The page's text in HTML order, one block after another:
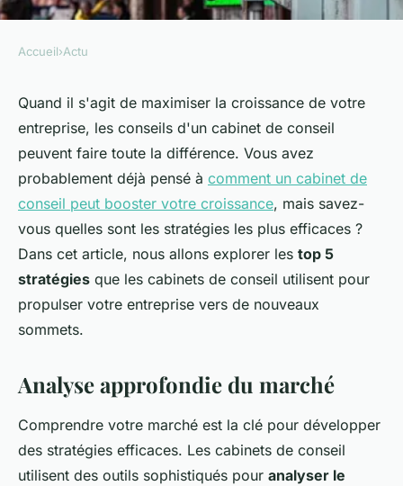
Top 5 stratégies d'un cabinet
conseil pour maximiser votre
croissance
Mélina•11 décembre 2024•6 min de lecture
Accueil›Actu
Quand il s'agit de maximiser la croissance de votre
entreprise, les conseils d'un cabinet de conseil
peuvent faire toute la différence. Vous avez
probablement déjà pensé à comment un cabinet de
conseil peut booster votre croissance, mais savez-
vous quelles sont les stratégies les plus efficaces ?
Dans cet article, nous allons explorer les top 5
stratégies que les cabinets de conseil utilisent pour
propulser votre entreprise vers de nouveaux
sommets.
Analyse approfondie du marché
Comprendre votre marché est la clé pour développer
des stratégies efficaces. Les cabinets de conseil
utilisent des outils sophistiqués pour analyser le